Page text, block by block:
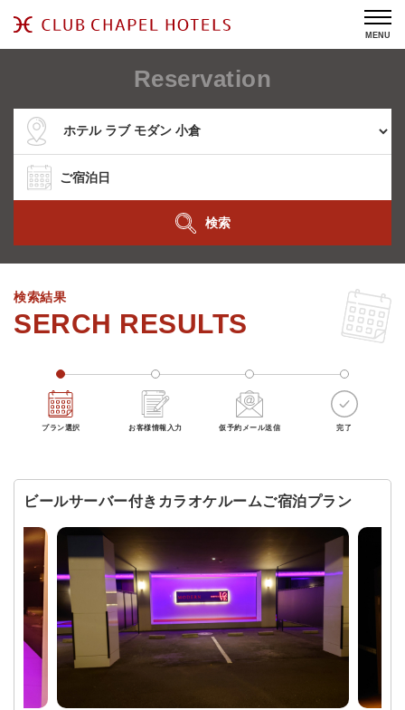
MENU
Reservation
検索
検索結果
プラン選択 お客様情報入力 仮予約メール送信 完了
ビールサーバー付きカラオケルームご宿泊プラン